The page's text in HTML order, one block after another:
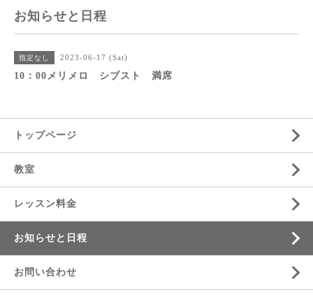
お知らせと日程
指定なし 2023-06-17 (Sat)
10：00メリメロ シブスト 満席
トップページ
教室
レッスン料金
お知らせと日程
お問い合わせ